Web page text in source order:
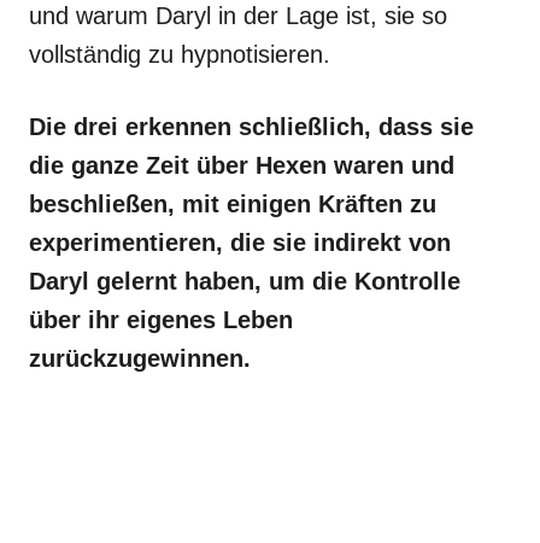
und warum Daryl in der Lage ist, sie so
vollständig zu hypnotisieren.
Die drei erkennen schließlich, dass sie
die ganze Zeit über Hexen waren und
beschließen, mit einigen Kräften zu
experimentieren, die sie indirekt von
Daryl gelernt haben, um die Kontrolle
über ihr eigenes Leben
zurückzugewinnen.